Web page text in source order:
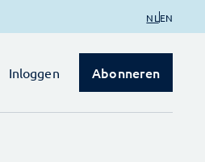
NL EN
Inloggen Abonneren